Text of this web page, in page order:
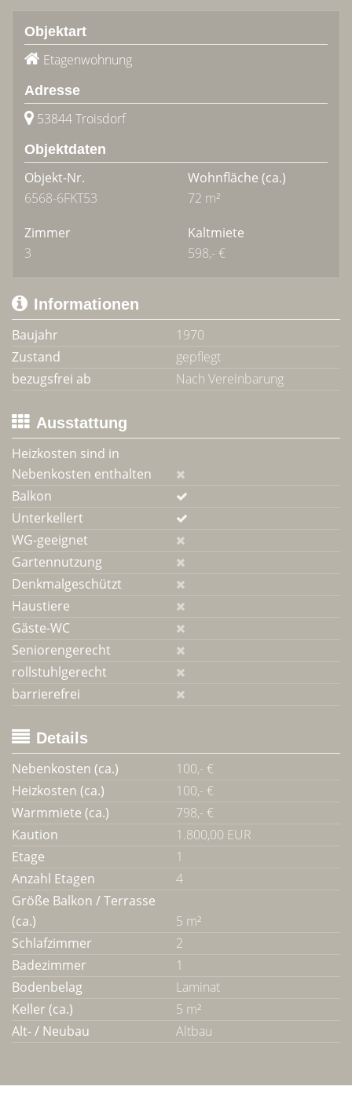
Objektart
Etagenwohnung
Adresse
53844 Troisdorf
Objektdaten
Objekt-Nr.
6568-6FKT53
Wohnfläche (ca.)
72 m²
Zimmer
3
Kaltmiete
598,- €
Informationen
Baujahr
1970
Zustand
gepflegt
bezugsfrei ab
Nach Vereinbarung
Ausstattung
Heizkosten sind in
Nebenkosten enthalten
Balkon
Unterkellert
WG-geeignet
Gartennutzung
Denkmalgeschützt
Haustiere
Gäste-WC
Seniorengerecht
rollstuhlgerecht
barrierefrei
Details
Nebenkosten (ca.)
100,- €
Heizkosten (ca.)
100,- €
Warmmiete (ca.)
798,- €
Kaution
1.800,00 EUR
Etage
1
Anzahl Etagen
4
Größe Balkon / Terrasse
(ca.)
5 m²
Schlafzimmer
2
Badezimmer
1
Bodenbelag
Laminat
Keller (ca.)
5 m²
Alt- / Neubau
Altbau